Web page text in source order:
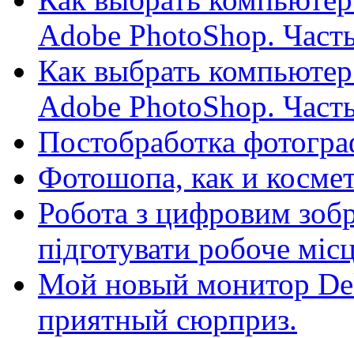
Adobe PhotoShop.
Как выбрать
Adobe PhotoShop.
Постобработка
Фотошопа, как и
Робота з цифровим
підготувати робоче
Мой новый монитор
приятный сюрприз.